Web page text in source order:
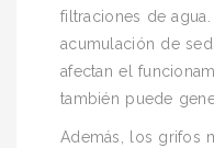
filtraciones de
acumulación de
afectan el
también puede
Además, los grifos